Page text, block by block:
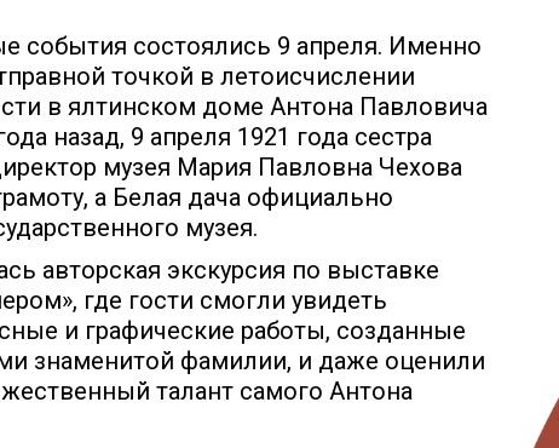
события состоялись 9 апреля. Именно
точкой в летоисчислении
в ялтинском доме Антона Павловича
назад, 9 апреля 1921 года сестра
музея Мария Павловна Чехова
а Белая дача официально
музея.
авторская экскурсия по выставке
где гости смогли увидеть
и графические работы, созданные
знаменитой фамилии, и даже оценили
талант самого Антона